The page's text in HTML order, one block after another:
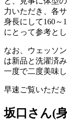
力いただき、各
身長にして160～
にとって参考と
なお、ウェッソ
は新品と洗濯済
一度で二度美味
早速ご覧いただき
坂口さん(